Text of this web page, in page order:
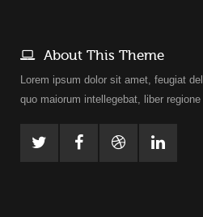
About This Theme
Lorem ipsum dolor sit amet, feugiat
quo maiorum intellegebat, liber